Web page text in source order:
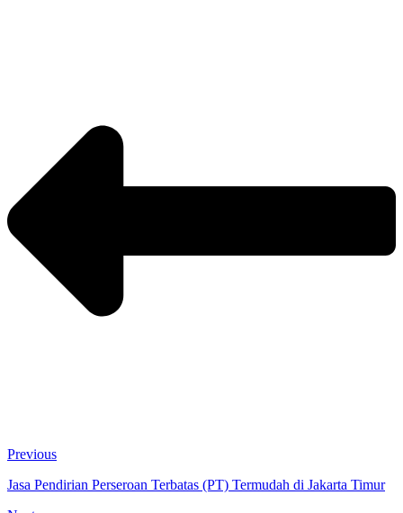
Previous
Jasa Pendirian Perseroan Terbatas (PT) Termudah di Jakarta Timur